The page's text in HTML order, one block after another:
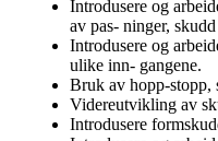
Introdusere og
av pas- ninger,
Introdusere og
ulike inn- gangene.
Bruk av hopp-stopp,
Videreutvikling av
Introdusere